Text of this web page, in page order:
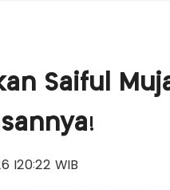
Saiful
|20:22 WIB